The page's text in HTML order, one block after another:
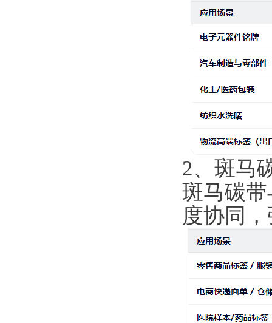
2、斑马
斑马碳带
度协同